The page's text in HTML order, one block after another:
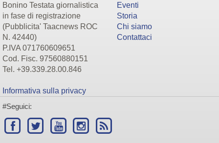
Bonino Testata giornalistica
in fase di registrazione
(Pubblicita' Taacnews ROC
N. 42440)
P.IVA 071760609651
Cod. Fisc. 97560880151
Tel. +39.339.28.00.846
Informativa sulla privacy
Eventi
Storia
Chi siamo
Contattaci
#Seguici: